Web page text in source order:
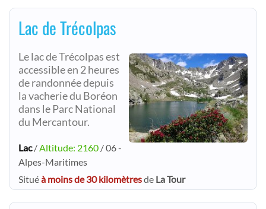
Lac de Trécolpas
Le lac de Trécolpas est
accessible en 2 heures
de randonnée depuis
la vacherie du Boréon
dans le Parc National
du Mercantour.
Lac/Altitude: 2160 / 06 -
Alpes-Maritimes
Situéà moins de 30 kilomètresde La Tour